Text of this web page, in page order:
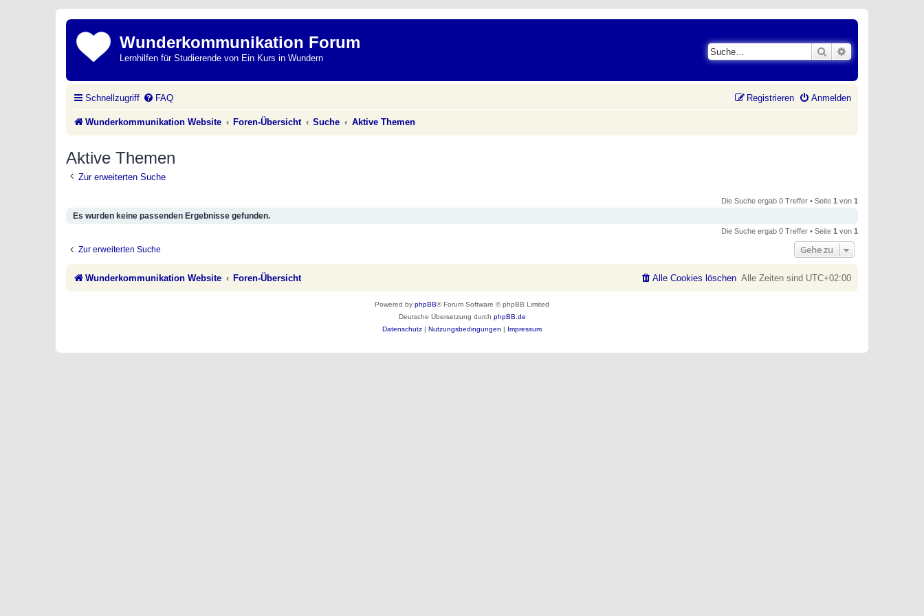
Wunderkommunikation Forum
Lernhilfen für Studierende von Ein Kurs in Wundern
Suche
Schnellzugriff FAQ Anmelden
Registrieren
Wunderkommunikation Website Foren-Übersicht Suche Aktive Themen
Aktive Themen
Zur erweiterten Suche
Die Suche ergab 0 Treffer • Seite 1 von 1
Es wurden keine passenden Ergebnisse gefunden.
Die Suche ergab 0 Treffer • Seite 1 von 1
Zur erweiterten Suche Gehe zu
Wunderkommunikation Website Foren-Übersicht Alle Zeiten sind UTC+02:00
Alle Cookies löschen
Powered by phpBB® Forum Software © phpBB Limited
Deutsche Übersetzung durch phpBB.de
Datenschutz | Nutzungsbedingungen | Impressum